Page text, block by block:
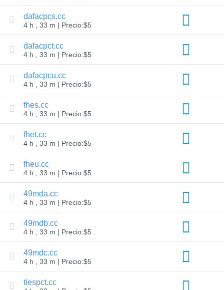
Herramientas
Búsqueda
de
Whois
de
dominio
Herramienta
sugerencia
Eliminación
Seguridad
del
de
Dominios
de
Después
del
mercado
Administre
cartera
Explorar
posventa
dafacpcs.cc
4 h , 33 m | Precio:$5
dafacpct.cc
4 h , 33 m | Precio:$5
dafacpcu.cc
4 h , 33 m | Precio:$5
fhes.cc
4 h , 33 m | Precio:$5
fhet.cc
4 h , 33 m | Precio:$5
fheu.cc
4 h , 33 m | Precio:$5
49mda.cc
4 h , 33 m | Precio:$5
49mdb.cc
4 h , 33 m | Precio:$5
49mdc.cc
4 h , 33 m | Precio:$5
tiespct.cc